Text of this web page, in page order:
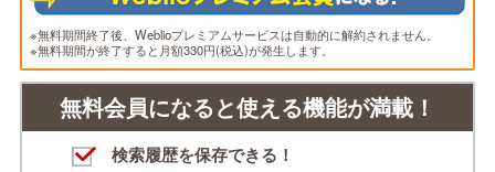
※無料期間終了後、Weblioプレミアムサービスは自動的に解約されません。
※無料期間が終了すると月額330円(税込)が発生します。
無料会員になると使える機能が満載！
検索履歴を保存できる！